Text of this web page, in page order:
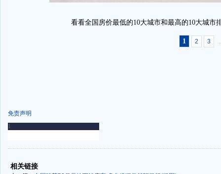
看看全国房价最低的10大城市和最高的10大城市
1 2 3
免责声明
-
相关链接